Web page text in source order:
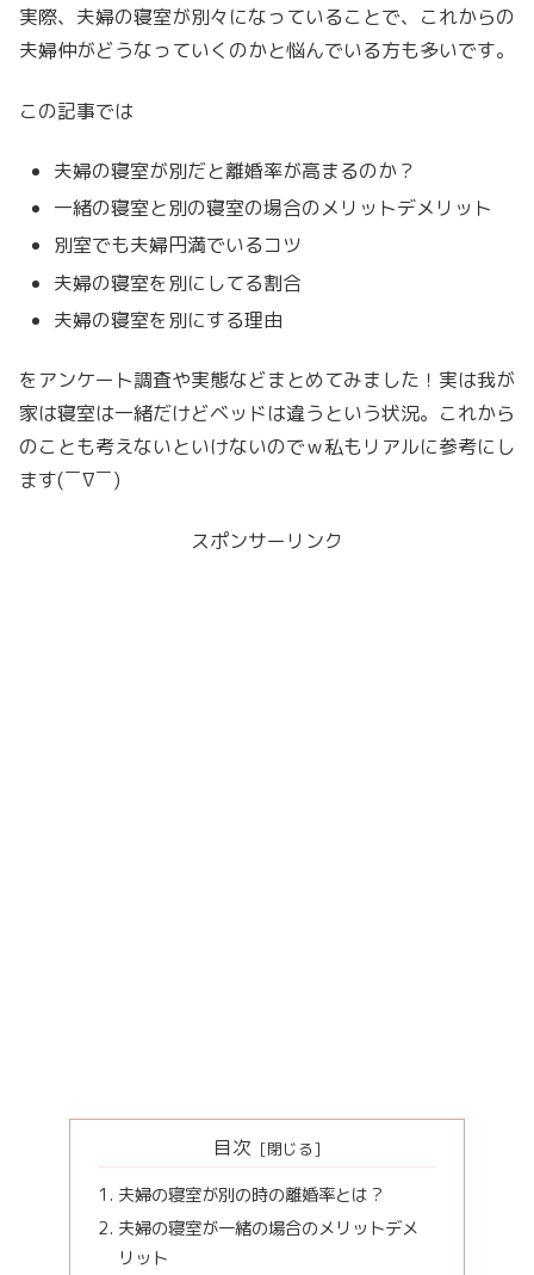
実際、夫婦の寝室が別々になっていることで、これからの
夫婦仲がどうなっていくのかと悩んでいる方も多いです。
この記事では
夫婦の寝室が別だと離婚率が高まるのか？
一緒の寝室と別の寝室の場合のメリットデメリット
別室でも夫婦円満でいるコツ
夫婦の寝室を別にしてる割合
夫婦の寝室を別にする理由
をアンケート調査や実態などまとめてみました！実は我が
家は寝室は一緒だけどベッドは違うという状況。これから
のことも考えないといけないのでｗ私もリアルに参考にし
ます(￣∇￣)
スポンサーリンク
目次
夫婦の寝室が別の時の離婚率とは？
夫婦の寝室が一緒の場合のメリットデメ
リット